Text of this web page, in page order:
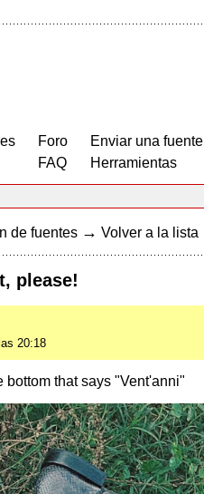
Foro
FAQ
Enviar una fuente
Herramientas
de fuentes → Volver a la lista
please!
20:18
bottom that says "Vent'anni"